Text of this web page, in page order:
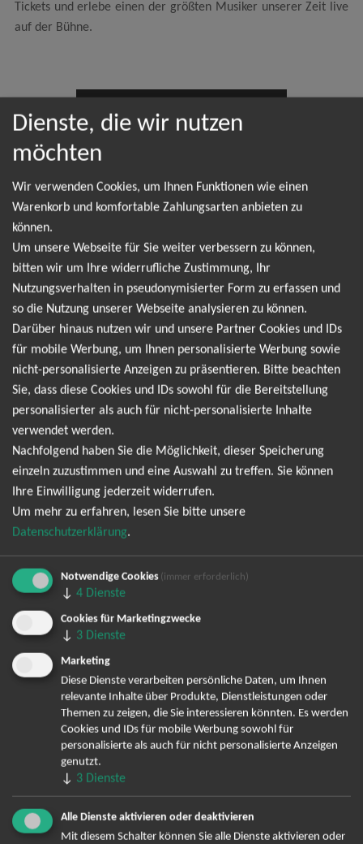
Tickets und erlebe einen der größten Musiker unserer Zeit live
auf der Bühne.
NEWSLETTER
Termine. Wir informieren dich jedoch gerne
direkt, sobald es neue Termine gibt. Einfach hier
für den Van Morrison Newsletter anmelden und
keine Angebote und Tourdaten mehr verpassen!
Ich möchte den regelmäßig erscheinenden Newsletter
abonnieren und bin daher mit einer Speicherung meiner E-
Mail-Adresse zum Zweck der Zustellung des Newsletters
entsprechend derDatenschutzerklärungeinverstanden. Den
Newsletter kann ich jederzeit wieder abbestellen.
Bereits angemeldet? Hier können Sie sich abmelden ...
TOP-Events
André Rieu Tickets
David Garrett Tickets
Andrea Berg Tickets
Backstreet Boys Tickets
Unheilig Tickets
Ina Müller Tickets
Bryan Adams Tickets
Dienste, die wir nutzen
möchten
Wir verwenden Cookies, um Ihnen Funktionen wie einen
Warenkorb und komfortable Zahlungsarten anbieten zu
können.
Um unsere Webseite für Sie weiter verbessern zu können,
bitten wir um Ihre widerrufliche Zustimmung, Ihr
Nutzungsverhalten in pseudonymisierter Form zu erfassen und
so die Nutzung unserer Webseite analysieren zu können.
Darüber hinaus nutzen wir und unsere Partner Cookies und IDs
für mobile Werbung, um Ihnen personalisierte Werbung sowie
nicht-personalisierte Anzeigen zu präsentieren. Bitte beachten
Sie, dass diese Cookies und IDs sowohl für die Bereitstellung
personalisierter als auch für nicht-personalisierte Inhalte
verwendet werden.
Nachfolgend haben Sie die Möglichkeit, dieser Speicherung
einzeln zuzustimmen und eine Auswahl zu treffen. Sie können
Ihre Einwilligung jederzeit widerrufen.
Um mehr zu erfahren, lesen Sie bitte unsere
Datenschutzerklärung.
Notwendige Cookies (immer erforderlich)
↓ 4 Dienste
Cookies für Marketingzwecke
↓ 3 Dienste
Marketing
Diese Dienste verarbeiten persönliche Daten, um Ihnen
relevante Inhalte über Produkte, Dienstleistungen oder
Themen zu zeigen, die Sie interessieren könnten. Es werden
Cookies und IDs für mobile Werbung sowohl für
personalisierte als auch für nicht personalisierte Anzeigen
genutzt.
↓ 3 Dienste
Alle Dienste aktivieren oder deaktivieren
Mit diesem Schalter können Sie alle Dienste aktivieren oder